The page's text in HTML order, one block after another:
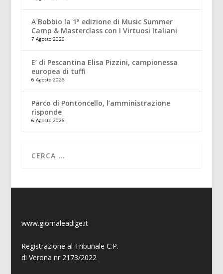
A Bobbio la 1ª edizione di Music Summer
Camp & Masterclass con I Virtuosi Italiani
7 Agosto 2026
E’ di Pescantina Elisa Pizzini, campionessa
europea di tuffi
6 Agosto 2026
Parco di Pontoncello, l’amministrazione
risponde
6 Agosto 2026
www.giornaleadige.it
Registrazione al Tribunale C.P.
di Verona nr 2173/2022